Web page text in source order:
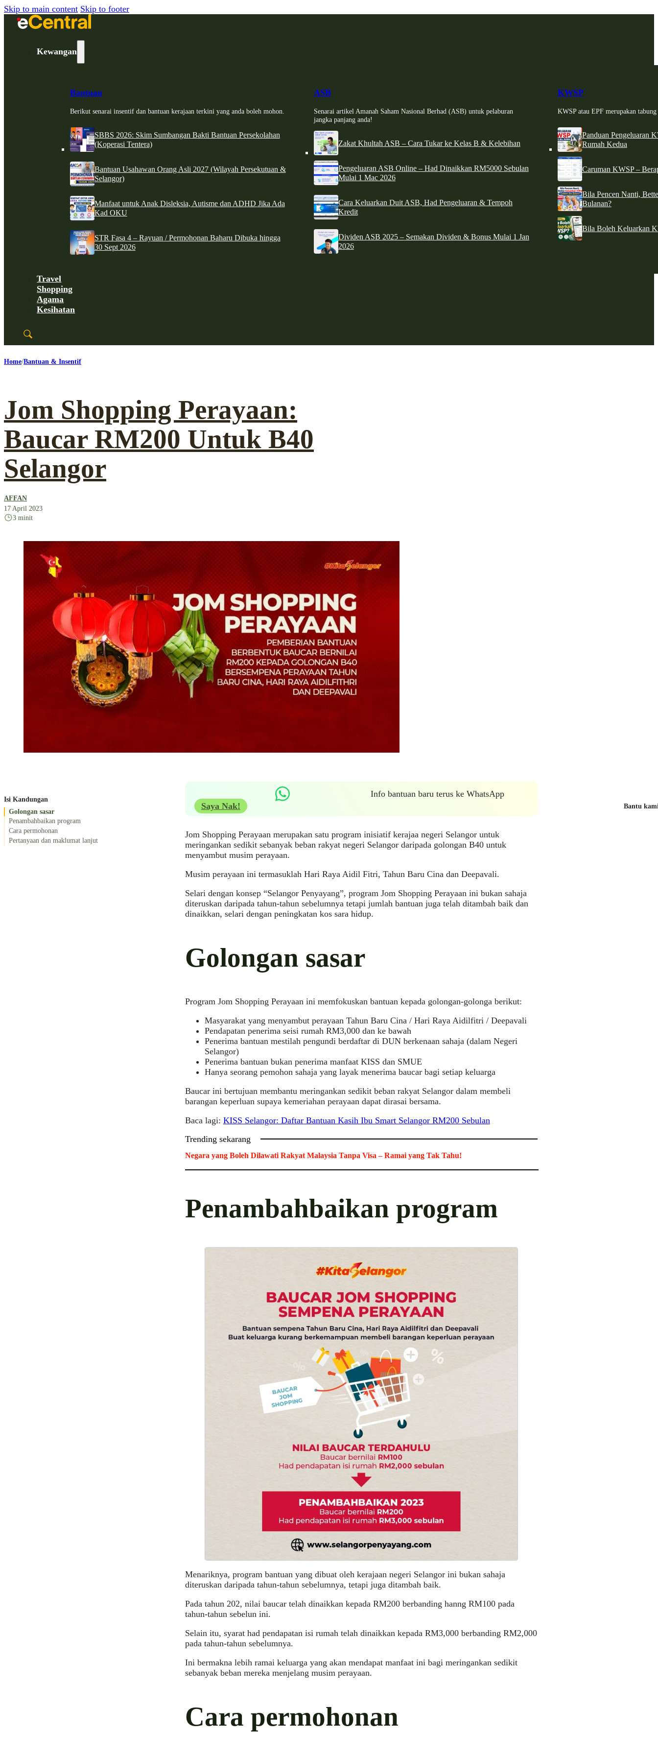
Skip to main content Skip to footer
Kewangan
Bantuan
Berikut senarai insentif dan bantuan kerajaan terkini yang anda boleh mohon.
SBBS 2026: Skim Sumbangan Bakti Bantuan Persekolahan
(Koperasi Tentera)
Bantuan Usahawan Orang Asli 2027 (Wilayah Persekutuan &
Selangor)
Manfaat untuk Anak Disleksia, Autisme dan ADHD Jika Ada
Kad OKU
STR Fasa 4 – Rayuan / Permohonan Baharu Dibuka hingga
30 Sept 2026
ASB
Senarai artikel Amanah Saham Nasional Berhad (ASB) untuk pelaburan
jangka panjang anda!
Zakat Khultah ASB – Cara Tukar ke Kelas B & Kelebihan
Pengeluaran ASB Online – Had Dinaikkan RM5000 Sebulan
Mulai 1 Mac 2026
Cara Keluarkan Duit ASB, Had Pengeluaran & Tempoh
Kredit
Dividen ASB 2025 – Semakan Dividen & Bonus Mulai 1 Jan
2026
KWSP
KWSP atau EPF merupakan
Panduan Pengeluaran
Rumah Kedua
Caruman KWSP –
Bila Pencen Nanti,
Bulanan?
Bila Boleh Keluarkan
Travel
Shopping
Agama
Kesihatan
Home Bantuan & Insentif
Jom Shopping Perayaan:
Baucar RM200 Untuk B40
Selangor
AFFAN
17 April 2023
3 minit
Isi Kandungan
Golongan sasar
Penambahbaikan program
Cara permohonan
Pertanyaan dan maklumat lanjut
Info bantuan baru terus ke WhatsApp
Saya Nak!
Jom Shopping Perayaan merupakan satu program inisiatif kerajaa negeri Selangor untuk
meringankan sedikit sebanyak beban rakyat negeri Selangor daripada golongan B40 untuk
menyambut musim perayaan.
Musim perayaan ini termasuklah Hari Raya Aidil Fitri, Tahun Baru Cina dan Deepavali.
Selari dengan konsep “Selangor Penyayang”, program Jom Shopping Perayaan ini bukan sahaja
diteruskan daripada tahun-tahun sebelumnya tetapi jumlah bantuan juga telah ditambah baik dan
dinaikkan, selari dengan peningkatan kos sara hidup.
Golongan sasar
Program Jom Shopping Perayaan ini memfokuskan bantuan kepada golongan-golonga berikut:
Masyarakat yang menyambut perayaan Tahun Baru Cina / Hari Raya Aidilfitri / Deepavali
Pendapatan penerima seisi rumah RM3,000 dan ke bawah
Penerima bantuan mestilah pengundi berdaftar di DUN berkenaan sahaja (dalam Negeri
Selangor)
Penerima bantuan bukan penerima manfaat KISS dan SMUE
Hanya seorang pemohon sahaja yang layak menerima baucar bagi setiap keluarga
Baucar ini bertujuan membantu meringankan sedikit beban rakyat Selangor dalam membeli
barangan keperluan supaya kemeriahan perayaan dapat dirasai bersama.
Baca lagi: KISS Selangor: Daftar Bantuan Kasih Ibu Smart Selangor RM200 Sebulan
Trending sekarang
Negara yang Boleh Dilawati Rakyat Malaysia Tanpa Visa – Ramai yang Tak Tahu!
Penambahbaikan program
Menariknya, program bantuan yang dibuat oleh kerajaan negeri Selangor ini bukan sahaja
diteruskan daripada tahun-tahun sebelumnya, tetapi juga ditambah baik.
Pada tahun 202, nilai baucar telah dinaikkan kepada RM200 berbanding hanng RM100 pada
tahun-tahun sebelun ini.
Selain itu, syarat had pendapatan isi rumah telah dinaikkan kepada RM3,000 berbanding RM2,000
pada tahun-tahun sebelumnya.
Ini bermakna lebih ramai keluarga yang akan mendapat manfaat ini bagi meringankan sedikit
sebanyak beban mereka menjelang musim perayaan.
Cara permohonan
Bantu